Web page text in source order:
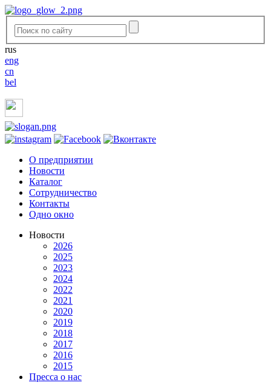
rus
eng
cn
bel
O предприятии
Новости
Каталог
Сотрудничество
Контакты
Одно окно
Новости
2026
2025
2023
2024
2022
2021
2020
2019
2018
2017
2016
2015
Пресса о нас